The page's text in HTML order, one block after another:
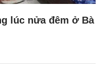
lúc nửa đêm ở Bà